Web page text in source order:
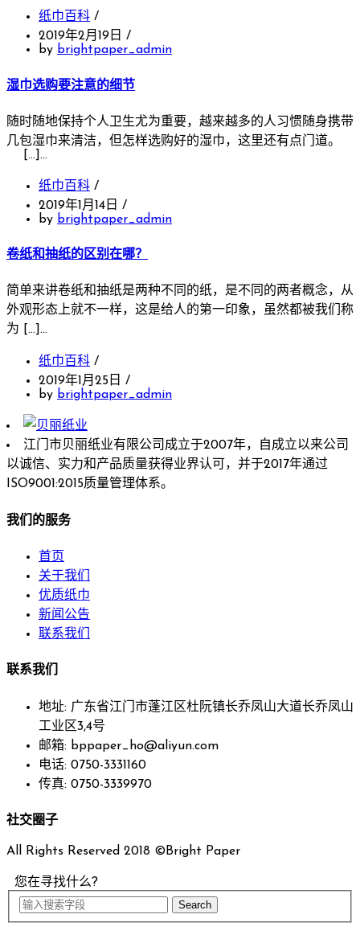
纸巾百科 /
2019年2月19日 /
by brightpaper_admin
湿巾选购要注意的细节
随时随地保持个人卫生尤为重要，越来越多的人习惯随身携带
几包湿巾来清洁，但怎样选购好的湿巾，这里还有点门道。
[…]…
纸巾百科 /
2019年1月14日 /
by brightpaper_admin
卷纸和抽纸的区别在哪？
简单来讲卷纸和抽纸是两种不同的纸，是不同的两者概念，从
外观形态上就不一样，这是给人的第一印象，虽然都被我们称
为 […]…
纸巾百科 /
2019年1月25日 /
by brightpaper_admin
江门市贝丽纸业有限公司成立于2007年，自成立以来公司
以诚信、实力和产品质量获得业界认可，并于2017年通过
ISO9001:2015质量管理体系。
我们的服务
首页
关于我们
优质纸巾
新闻公告
联系我们
联系我们
地址: 广东省江门市蓬江区杜阮镇长乔凤山大道长乔凤山
工业区3,4号
邮箱: bppaper_ho@aliyun.com
电话: 0750-3331160
传真: 0750-3339970
社交圈子
All Rights Reserved 2018 ©Bright Paper
您在寻找什么?